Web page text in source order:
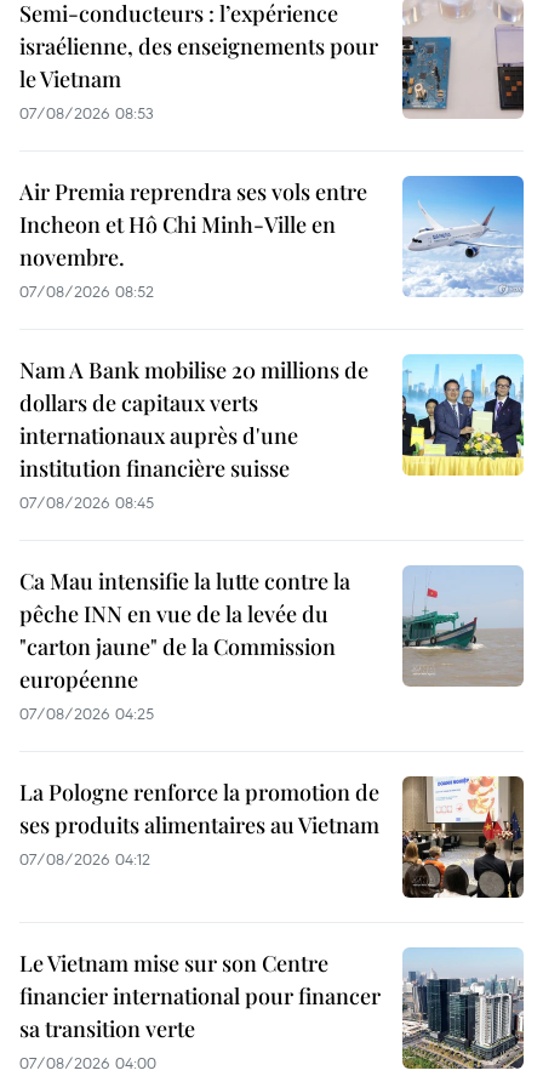
Semi-conducteurs : l’expérience
israélienne, des enseignements pour
le Vietnam
07/08/2026 08:53
Air Premia reprendra ses vols entre
Incheon et Hô Chi Minh-Ville en
novembre.
07/08/2026 08:52
Nam A Bank mobilise 20 millions de
dollars de capitaux verts
internationaux auprès d'une
institution financière suisse
07/08/2026 08:45
Ca Mau intensifie la lutte contre la
pêche INN en vue de la levée du
"carton jaune" de la Commission
européenne
07/08/2026 04:25
La Pologne renforce la promotion de
ses produits alimentaires au Vietnam
07/08/2026 04:12
Le Vietnam mise sur son Centre
financier international pour financer
sa transition verte
07/08/2026 04:00